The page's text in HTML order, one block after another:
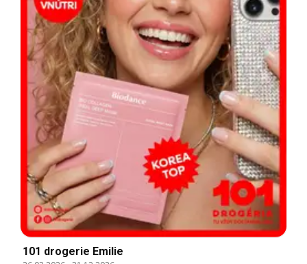
101 drogerie Emilie